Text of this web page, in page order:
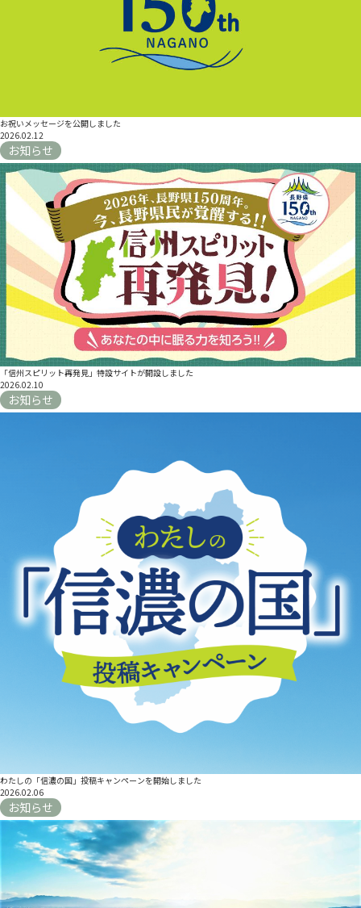
お祝いメッセージを公開しました
2026.02.12
お知らせ
「信州スピリット再発見」特設サイトが開設しました
2026.02.10
お知らせ
わたしの「信濃の国」投稿キャンペーンを開始しました
2026.02.06
お知らせ